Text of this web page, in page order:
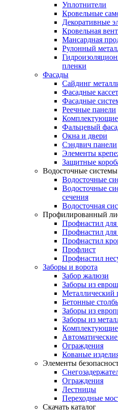
Уплотнители
Кровельные
Декоративные
Кровельная
Мансардная
Рулонный
пленки
Фасады
Сайдинг
Фасадные
Фасадные
Реечные панели
Фальцевый
Окна и двери
Сэндвич панели
Элементы
Защитные
Водосточные системы
Водосточные
Водосточные
сечения
Водосточная
Профилированный
Профнастил для
Профнастил для
Профнастил
Профлист
Профнастил
Заборы и ворота
Забор жалюзи
Заборы из
Металлический
Бетонные
Заборы из
Заборы из
Ограждения
Кованые
Элементы
Ограждения
Лестницы
Переходные
Скачать каталог